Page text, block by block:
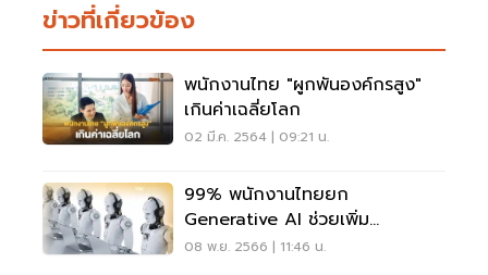
ข่าวที่เกี่ยวข้อง
พนักงานไทย "ผูกพันองค์กรสูง"
เกินค่าเฉลี่ยโลก
02 มี.ค. 2564 | 09:21 น.
99% พนักงานไทยยก
Generative AI ช่วยเพิ่ม
ประสิทธิภาพการทำงาน
08 พ.ย. 2566 | 11:46 น.